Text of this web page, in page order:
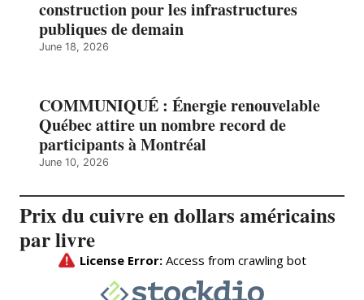
construction pour les infrastructures
publiques de demain
June 18, 2026
COMMUNIQUÉ : Énergie renouvelable
Québec attire un nombre record de
participants à Montréal
June 10, 2026
Prix du cuivre en dollars américains
par livre